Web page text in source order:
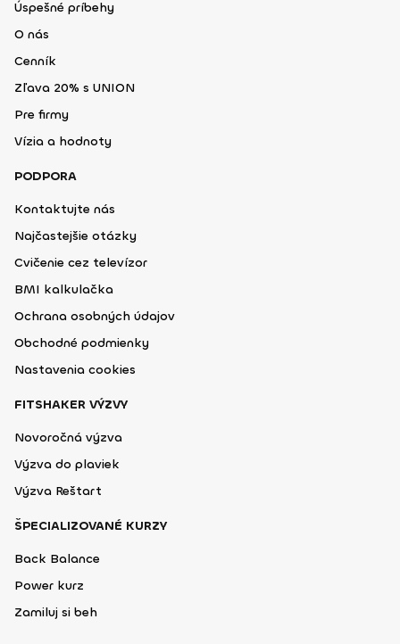
Úspešné príbehy
O nás
Cenník
Zľava 20% s UNION
Pre firmy
Vízia a hodnoty
PODPORA
Kontaktujte nás
Najčastejšie otázky
Cvičenie cez televízor
BMI kalkulačka
Ochrana osobných údajov
Obchodné podmienky
Nastavenia cookies
FITSHAKER VÝZVY
Novoročná výzva
Výzva do plaviek
Výzva Reštart
ŠPECIALIZOVANÉ KURZY
Back Balance
Power kurz
Zamiluj si beh